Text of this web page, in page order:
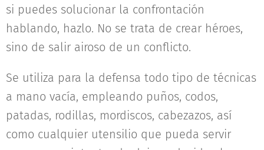
si puedes solucionar la confrontación
hablando, hazlo. No se trata de crear héroes,
sino de salir airoso de un conflicto.
Se utiliza para la defensa todo tipo de técnicas
a mano vacía, empleando puños, codos,
patadas, rodillas, mordiscos, cabezazos, así
como cualquier utensilio que pueda servir